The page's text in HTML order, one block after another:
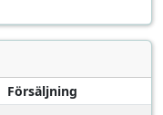
Försäljning